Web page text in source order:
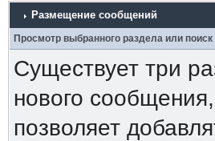
Размещение сообщений
Просмотр выбранного раздела или поиск
Существует три
нового
позволяет